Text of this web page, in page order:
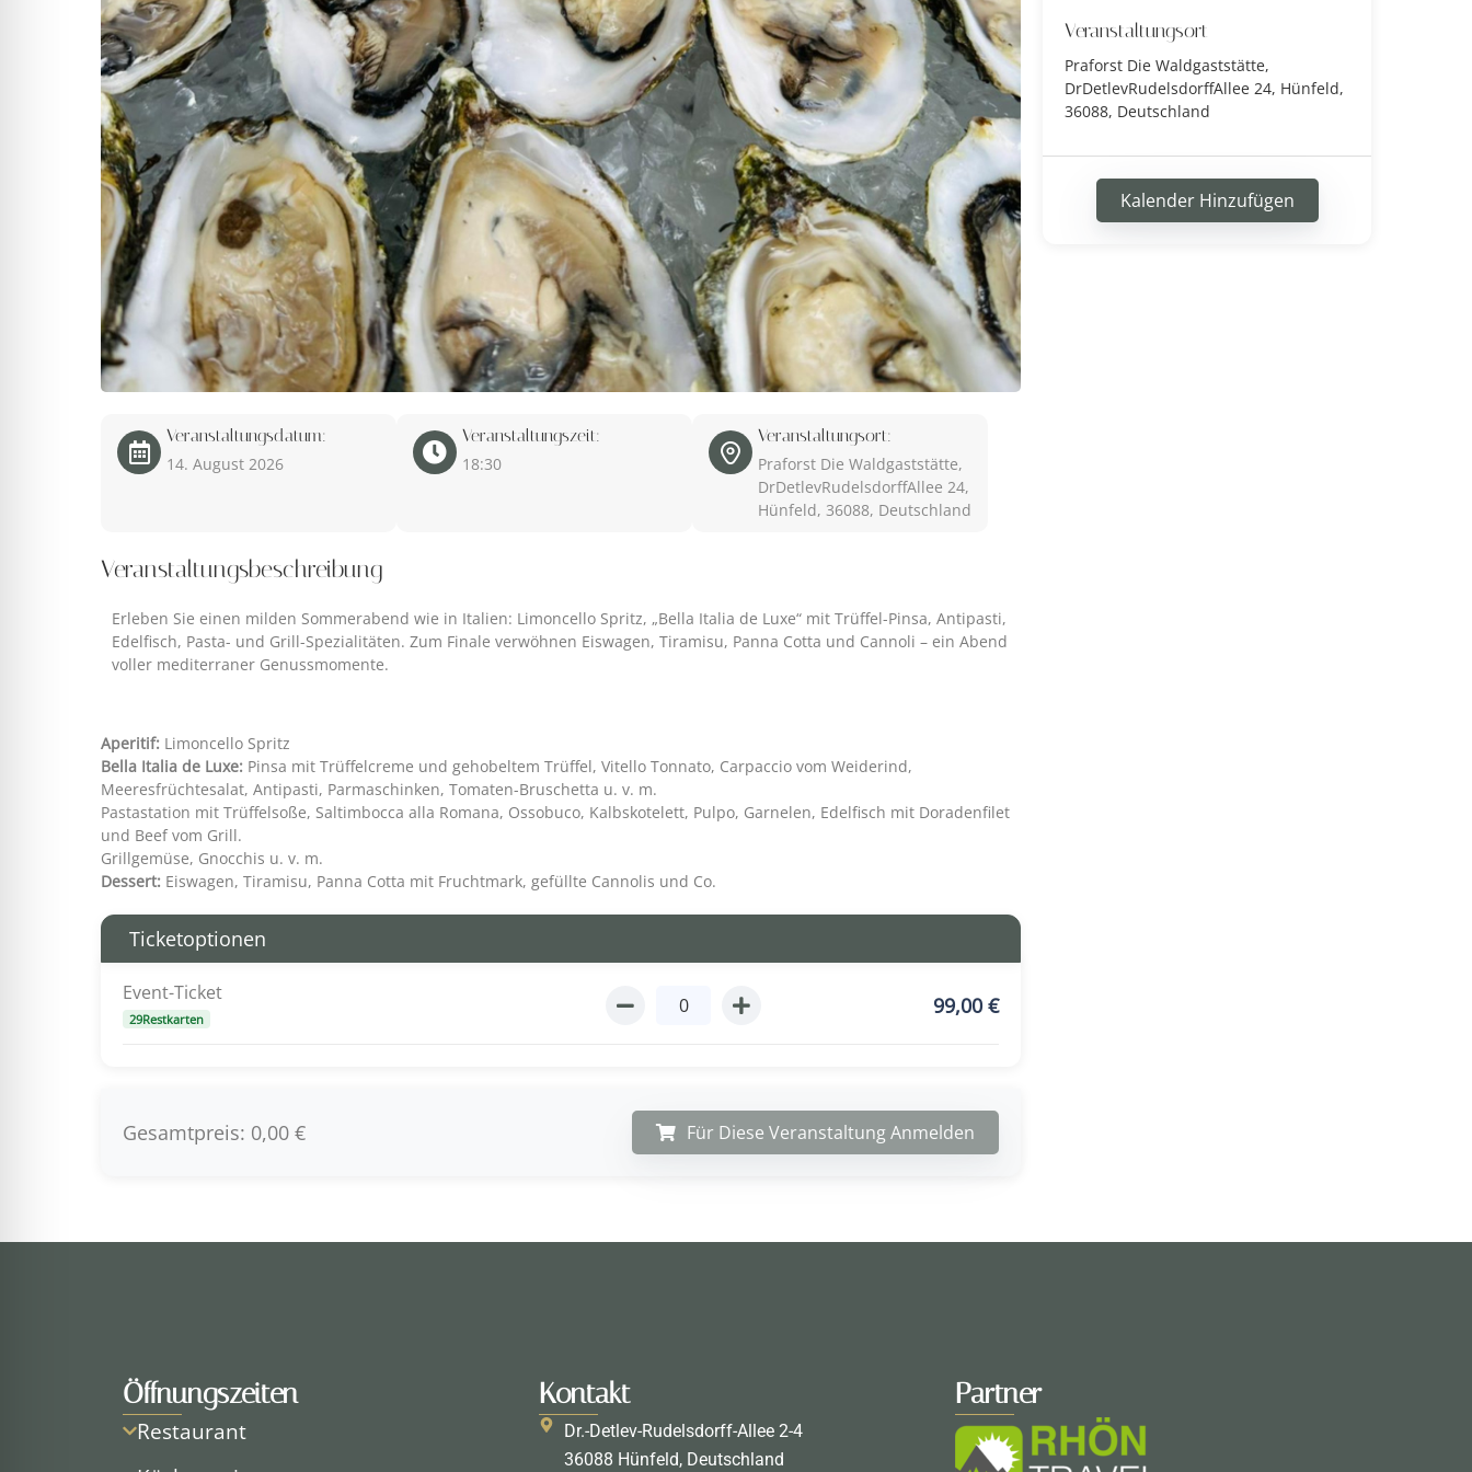
Veranstaltungsdatum:
14. August 2026
Veranstaltungszeit:
18:30
Veranstaltungsort:
Praforst Die Waldgaststätte,
DrDetlevRudelsdorffAllee 24,
Hünfeld, 36088, Deutschland
Veranstaltungsbeschreibung
Erleben Sie einen milden Sommerabend wie in Italien: Limoncello Spritz, „Bella Italia de Luxe“ mit Trüffel-Pinsa, Antipasti,
Edelfisch, Pasta- und Grill-Spezialitäten. Zum Finale verwöhnen Eiswagen, Tiramisu, Panna Cotta und Cannoli – ein Abend
voller mediterraner Genussmomente.
Aperitif: Limoncello Spritz
Bella Italia de Luxe: Pinsa mit Trüffelcreme und gehobeltem Trüffel, Vitello Tonnato, Carpaccio vom Weiderind,
Meeresfrüchtesalat, Antipasti, Parmaschinken, Tomaten-Bruschetta u. v. m.
Pastastation mit Trüffelsoße, Saltimbocca alla Romana, Ossobuco, Kalbskotelett, Pulpo, Garnelen, Edelfisch mit Doradenfilet
und Beef vom Grill.
Grillgemüse, Gnocchis u. v. m.
Dessert: Eiswagen, Tiramisu, Panna Cotta mit Fruchtmark, gefüllte Cannolis und Co.
Ticketoptionen
Event-Ticket
29Restkarten 99,00 €
Gesamtpreis: 0,00 € Für Diese Veranstaltung Anmelden
Veranstaltungsort
Praforst Die Waldgaststätte,
DrDetlevRudelsdorffAllee 24, Hünfeld,
36088, Deutschland
Kalender Hinzufügen
Öffnungszeiten
Restaurant
Kontakt
Dr.-Detlev-Rudelsdorff-Allee 2-4
36088 Hünfeld, Deutschland
Partner
Anfallsicherheit
freundlicher Modus
sicherer Modus